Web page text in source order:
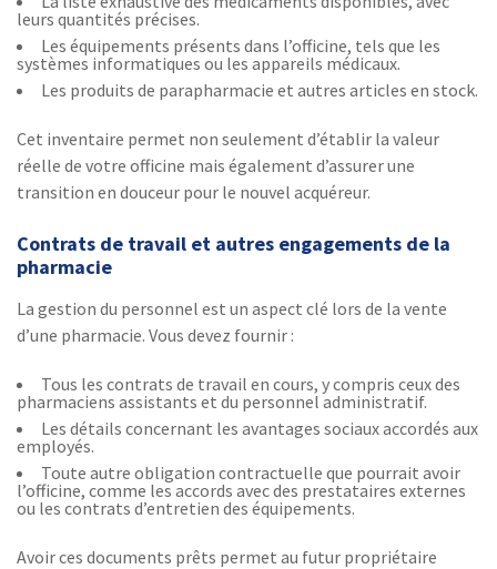
leurs quantités précises.
Les équipements présents dans l’officine, tels que les
systèmes informatiques ou les appareils médicaux.
Les produits de parapharmacie et autres articles en stock.
Cet inventaire permet non seulement d’établir la valeur
réelle de votre officine mais également d’assurer une
transition en douceur pour le nouvel acquéreur.
Contrats de travail et autres engagements de la
pharmacie
La gestion du personnel est un aspect clé lors de la vente
d’une pharmacie. Vous devez fournir :
Tous les contrats de travail en cours, y compris ceux des
pharmaciens assistants et du personnel administratif.
Les détails concernant les avantages sociaux accordés aux
employés.
Toute autre obligation contractuelle que pourrait avoir
l’officine, comme les accords avec des prestataires externes
ou les contrats d’entretien des équipements.
Avoir ces documents prêts permet au futur propriétaire